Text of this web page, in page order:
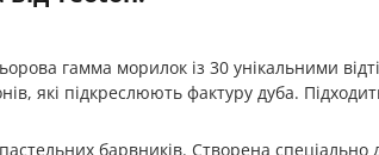
гамма морилок із 30 унікальними
які підкреслюють фактуру дуба.
барвників. Створена спеціально